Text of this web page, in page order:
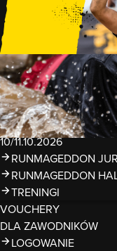
RUNMAGEDDON
22/23.08.2026
RUNMAGEDDON
12/13.09.2026
RUNMAGEDDON
RUNMAGEDDON
26/27.09.2026
RUNMAGEDDON
10/11.10.2026
RUNMAGEDDON
RUNMAGEDDON
TRENINGI
VOUCHERY
DLA ZAWODNIKÓW
LOGOWANIE